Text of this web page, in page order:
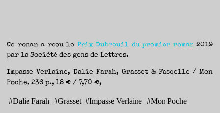
Ce roman a reçu le Prix Dubreuil du premier roman 2019
par la Société des gens de Lettres.
Impasse Verlaine, Dalie Farah, Grasset & Fasqelle / Mon
Poche, 236 p., 18 € / 7,70 €,
#Dalie Farah #Grasset #Impasse Verlaine #Mon Poche